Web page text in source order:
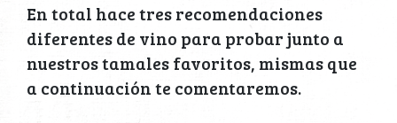
En total hace tres recomendaciones
diferentes de vino para probar junto a
nuestros tamales favoritos, mismas que
a continuación te comentaremos.